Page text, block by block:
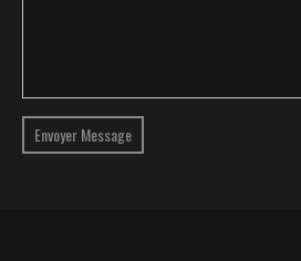
Envoyer Message